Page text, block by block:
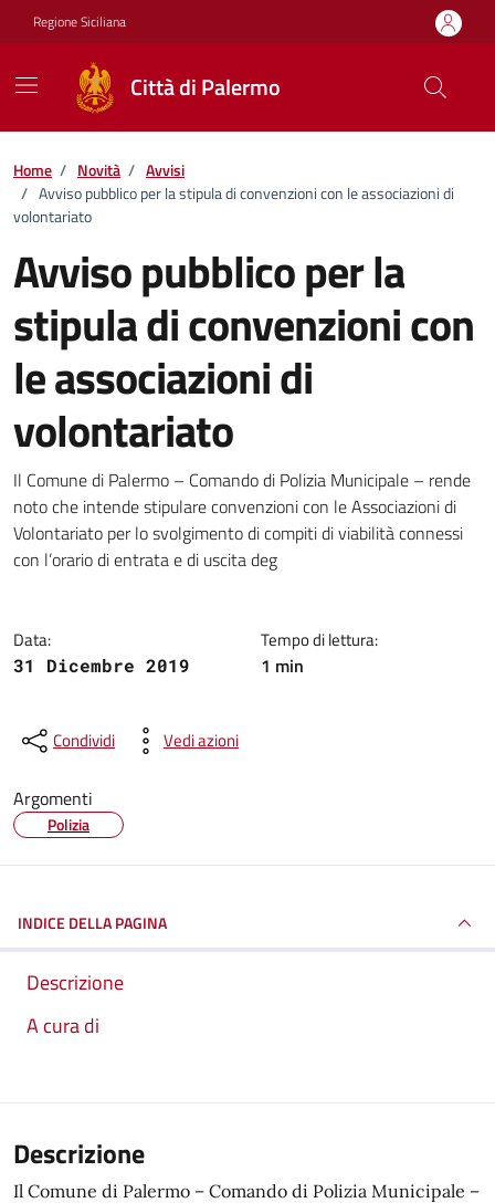
Vai ai contenuti
Vai al footer
Regione Siciliana
Città di Palermo
Home / Novità / Avvisi
/ Avviso pubblico per la stipula di convenzioni con le associazioni di
volontariato
Avviso pubblico per la
stipula di convenzioni con
le associazioni di
volontariato
Dettagli della notizia
Il Comune di Palermo – Comando di Polizia Municipale – rende
noto che intende stipulare convenzioni con le Associazioni di
Volontariato per lo svolgimento di compiti di viabilità connessi
con l’orario di entrata e di uscita deg
Data:
31 Dicembre 2019
Tempo di lettura:
1 min
Condividi Vedi azioni
Argomenti
Polizia
INDICE DELLA PAGINA
Descrizione
A cura di
Descrizione
Il Comune di Palermo – Comando di Polizia Municipale –